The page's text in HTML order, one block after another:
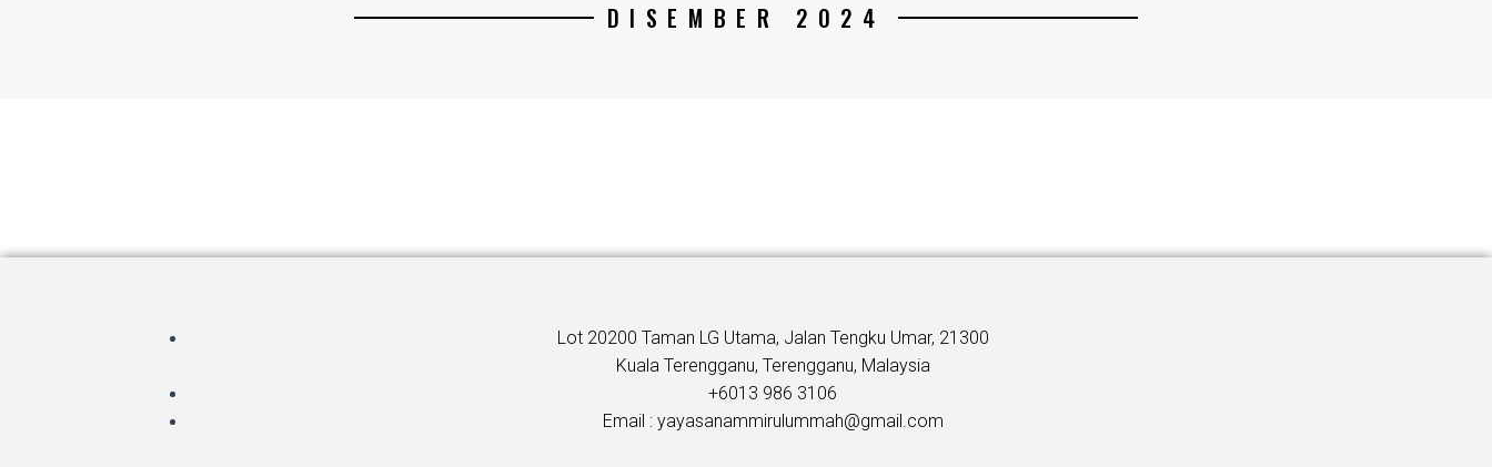
DISEMBER 2024
Lot 20200 Taman LG Utama, Jalan Tengku Umar, 21300
Kuala Terengganu, Terengganu, Malaysia
+6013 986 3106
Email : yayasanammirulummah@gmail.com